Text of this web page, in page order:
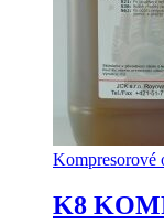
Kompresorové
K8